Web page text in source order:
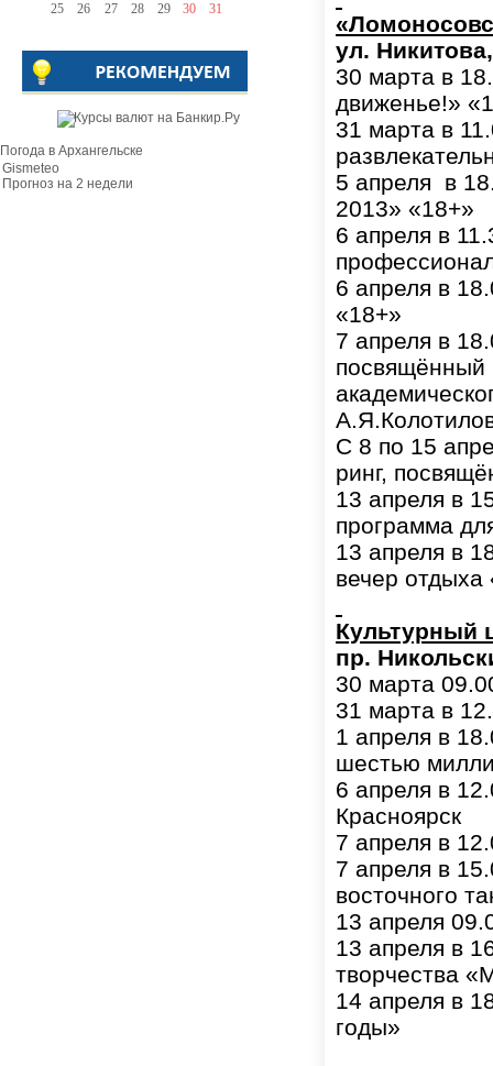
ул.
30 марта в
движенье!»
31 марта в
5 апреля в
2013» «18+»
6 апреля в
6 апреля в
«18+»
7 апреля в
посвящённый
С 8 по 15
ринг,
13 апреля в
программа
13 апреля в
вечер отдыха
Культурный
пр.
30 марта
31 марта в
1 апреля в
шестью
6 апреля в
Красноярск
7 апреля в
7 апреля в
восточного
13 апреля
13 апреля в
творчества
14 апреля в
годы»
25 26 27 28 29 30 31
Погода в Архангельске
Gismeteo
Прогноз на 2 недели